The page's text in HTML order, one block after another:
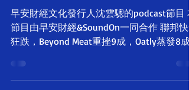
早安財經文化發行人沈雲驄的podcast節目
節目由早安財經&SoundOn一同合作 聯邦快
狂跌，Beyond Meat重挫9成，Oatly蒸發8成
遞業利多出盡？ ✦ Beyond Meat的夢醒時分
✦...